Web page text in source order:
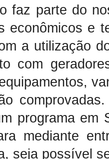
faz parte do
econômicos e
a utilização
com
programa em
mediante
seja possível